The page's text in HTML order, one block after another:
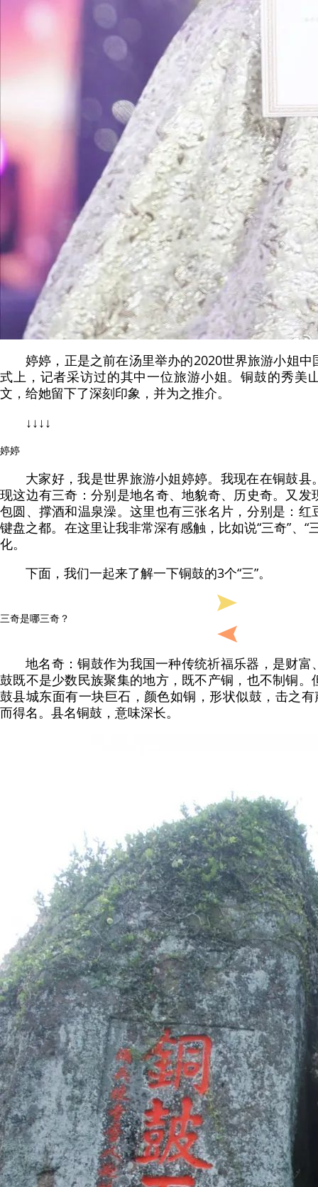
婷婷，正是之前在汤里举办的2020世界旅游小姐
式上，记者采访过的其中一位旅游小姐。铜鼓的秀美
文，给她留下了深刻印象，并为之推介。
↓↓↓↓
婷婷
大家好，我是世界旅游小姐婷婷。我现在在铜鼓县
现这边有三奇：分别是地名奇、地貌奇、历史奇。又发
包圆、撑酒和温泉澡。这里也有三张名片，分别是：红
键盘之都。在这里让我非常深有感触，比如说“三奇”、“
化。
下面，我们一起来了解一下铜鼓的3个“三”。
三奇是哪三奇？
地名奇：铜鼓作为我国一种传统祈福乐器，是财富
鼓既不是少数民族聚集的地方，既不产铜，也不制铜。
鼓县城东面有一块巨石，颜色如铜，形状似鼓，击之有
而得名。县名铜鼓，意味深长。